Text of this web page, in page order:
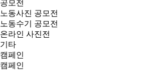
공모전
노동사진 공모전
노동수기 공모전
온라인 사진전
기타
캠페인
캠페인